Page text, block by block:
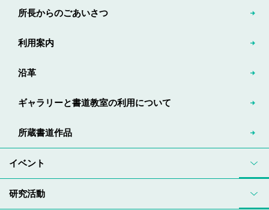
所長からのごあいさつ
利用案内
沿革
ギャラリーと書道教室の利用について
所蔵書道作品
イベント
研究活動